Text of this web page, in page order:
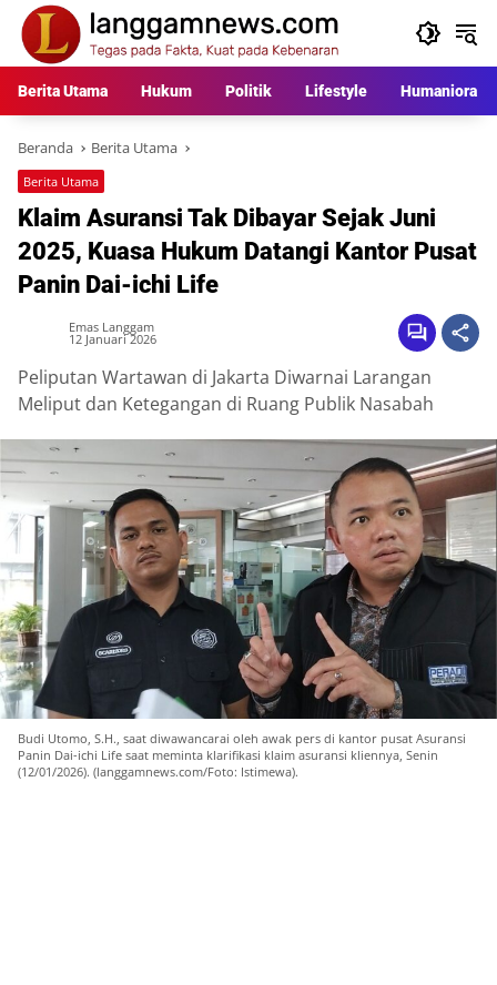
Langsung
konten
Berita Utama Hukum Politik Lifestyle Humaniora
Beranda Berita Utama
Berita Utama
Klaim Asuransi Tak Dibayar Sejak Juni
2025, Kuasa Hukum Datangi Kantor Pusat
Panin Dai-ichi Life
Emas Langgam
12 Januari 2026
Peliputan Wartawan di Jakarta Diwarnai Larangan
Meliput dan Ketegangan di Ruang Publik Nasabah
Budi Utomo, S.H., saat diwawancarai oleh awak pers di kantor pusat Asuransi
Panin Dai-ichi Life saat meminta klarifikasi klaim asuransi kliennya, Senin
(12/01/2026). (langgamnews.com/Foto: Istimewa).